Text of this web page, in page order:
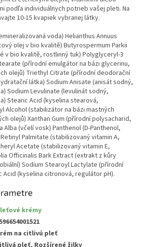
podľa individuálnych potrieb vašej pleti. Na
10-15 kvapiek vybranej látky.
voda) Helianthus Annuus
olej v bio kvalitě) Butyrospermum Parkii
v bio kvalitě, rostlinný tuk) Polyglyceryl-3
(přírodní emulgátor na bázi glycerinu,
olejů) Triethyl Citrate (přírodní deodorační
látka) Sodium Anisate (anisát sodný,
Sodium Levulinate (levulinát sodný,
Stearic Acid (kyselina stearová,
Alcohol (stabilizátor na bázi mastných
olejů) Xanthan Gum (přírodní polysacharid,
Alba (včelí vosk) Panthenol (D-Panthenol,
Palmitate (stabilizovaný vitamin A,
Acetate (stabilizovaný vitamin E,
Officinalis Bark Extract (extrakt z kůry
Sodium Stearoyl Lactylate (přírodní
(kyselina citronová, regulátor pH).
krémy
na citlivú pleť